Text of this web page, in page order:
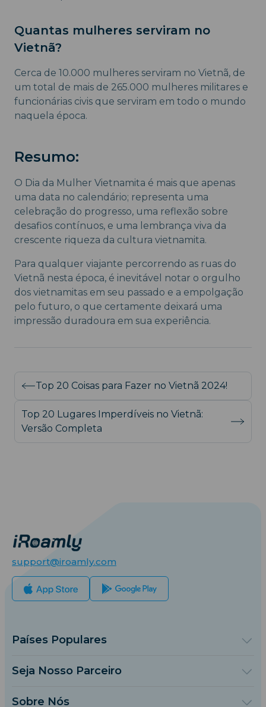
Quantas mulheres serviram no
Vietnã?
Cerca de 10.000 mulheres serviram no Vietnã, de
um total de mais de 265.000 mulheres militares e
funcionárias civis que serviram em todo o mundo
naquela época.
Resumo:
O Dia da Mulher Vietnamita é mais que apenas
uma data no calendário; representa uma
celebração do progresso, uma reflexão sobre
desafios contínuos, e uma lembrança viva da
crescente riqueza da cultura vietnamita.
Para qualquer viajante percorrendo as ruas do
Vietnã nesta época, é inevitável notar o orgulho
dos vietnamitas em seu passado e a empolgação
pelo futuro, o que certamente deixará uma
impressão duradoura em sua experiência.
Top 20 Coisas para Fazer no Vietnã 2024!
Top 20 Lugares Imperdíveis no Vietnã:
Versão Completa
support@iroamly.com
Países Populares
Reino Unido
Turquia
Tailândia
Seja Nosso Parceiro
Indique e Ganhe
Sobre Nós